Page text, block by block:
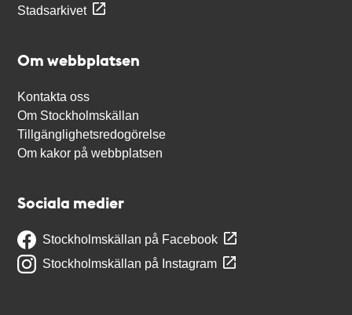
Stadsarkivet
Om webbplatsen
Kontakta oss
Om Stockholmskällan
Tillgänglighetsredogörelse
Om kakor på webbplatsen
Sociala medier
Stockholmskällan på Facebook
Stockholmskällan på Instagram